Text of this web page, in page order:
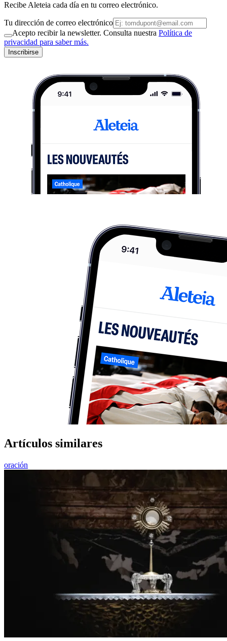
Recibe Aleteia cada día en tu correo electrónico.
Tu dirección de correo electrónico
Acepto recibir la newsletter. Consulta nuestra Política de
privacidad para saber más.
Inscribirse
Artículos similares
oración